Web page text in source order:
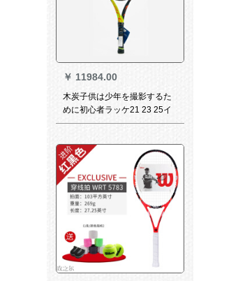
￥ 11984.00
木炭子供は少年を撮影するた
めに初心者ラッケ21 23 25イ
ンチフルセットPAJR 26イン